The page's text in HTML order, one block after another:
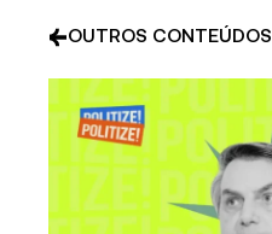
OUTROS CONTEÚDOS